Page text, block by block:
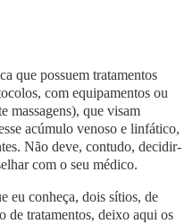
que possuem tratamentos
com equipamentos ou
massagens), que visam
acúmulo venoso e linfático,
Não deve, contudo, decidir-
com o seu médico.
eu conheça, dois sítios, de
de tratamentos, deixo aqui os